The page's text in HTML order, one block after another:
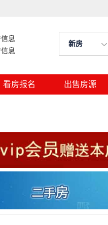
息
息
新房
看房报名 出售房源